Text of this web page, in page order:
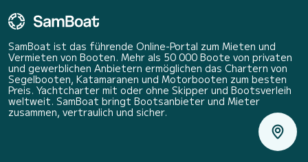
SamBoat ist das führende Online-Portal zum Mieten und
Vermieten von Booten. Mehr als 50 000 Boote von privaten
und gewerblichen Anbietern ermöglichen das Chartern von
Segelbooten, Katamaranen und Motorbooten zum besten
Preis. Yachtcharter mit oder ohne Skipper und Bootsverleih
weltweit. SamBoat bringt Bootsanbieter und Mieter
zusammen, vertraulich und sicher.